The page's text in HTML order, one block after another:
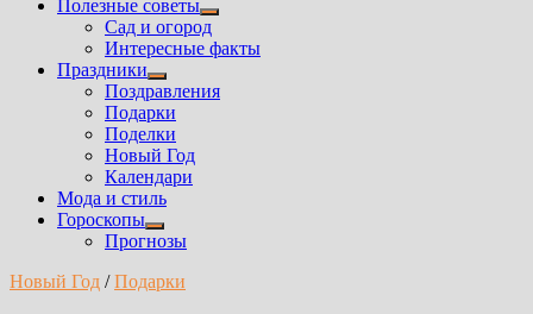
Полезные советы
Показать
подменю
Сад и огород
Интересные факты
Праздники
Показать
подменю
Поздравления
Подарки
Поделки
Новый Год
Календари
Мода и стиль
Гороскопы
Показать
подменю
Прогнозы
Новый Год /Подарки